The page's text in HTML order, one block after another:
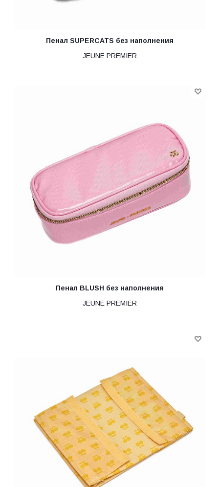
Пенал SUPERCATS без наполнения
JEUNE PREMIER
Пенал BLUSH без наполнения
JEUNE PREMIER